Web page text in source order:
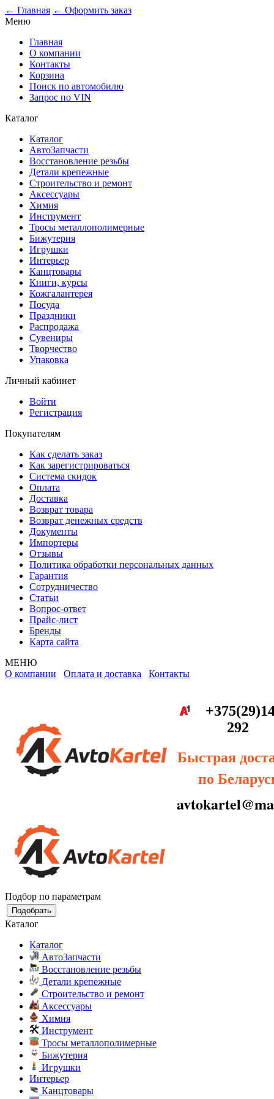
← Главная ← Оформить заказ
Меню
Главная
О компании
Контакты
Корзина
Поиск по автомобилю
Запрос по VIN
Каталог
Каталог
АвтоЗапчасти
Восстановление резьбы
Детали крепежные
Строительство и ремонт
Аксессуары
Химия
Инструмент
Тросы металлополимерные
Бижутерия
Игрушки
Интерьер
Канцтовары
Книги, курсы
Кожгалантерея
Посуда
Праздники
Распродажа
Сувениры
Творчество
Упаковка
Личный кабинет
Войти
Регистрация
Покупателям
Как сделать заказ
Как зарегистрироваться
Система скидок
Оплата
Доставка
Возврат товара
Возврат денежных средств
Документы
Импортеры
Отзывы
Политика обработки персональных данных
Гарантия
Сотрудничество
Статьи
Вопрос-ответ
Прайс-лист
Бренды
Карта сайта
МЕНЮ
О компании Оплата и доставка Контакты
292
Быстрая
по
Подбор по параметрам
Подобрать
Каталог
Каталог
АвтоЗапчасти
Восстановление резьбы
Детали крепежные
Строительство и ремонт
Аксессуары
Химия
Инструмент
Тросы металлополимерные
Бижутерия
Игрушки
Интерьер
Канцтовары